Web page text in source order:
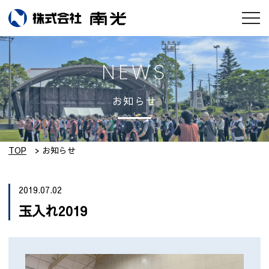
会社情報
南光のモノづくり
工場紹介
実績集
採用情報
NEWS
お知らせ
TOP お知らせ
2019.07.02
玉入れ2019